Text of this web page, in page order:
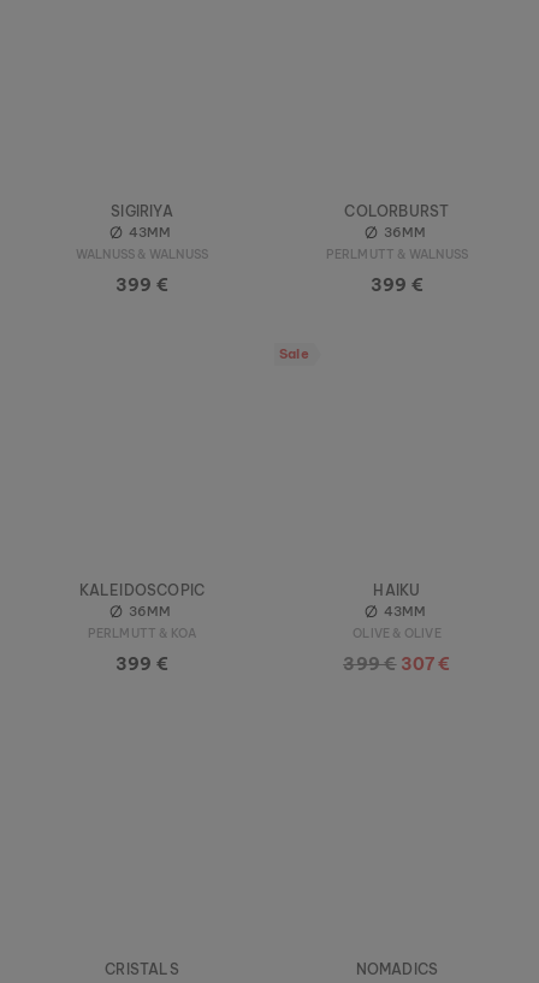
SIGIRIYA
43MM
WALNUSS & WALNUSS
399 €
COLORBURST
36MM
PERLMUTT & WALNUSS
399 €
KALEIDOSCOPIC
36MM
PERLMUTT & KOA
399 €
Sale
HAIKU
43MM
OLIVE & OLIVE
399 € 307 €
CRISTALS NOMADICS